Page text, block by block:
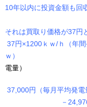
10年以内に投資金額も回
それは買取り価格が37円
37円×1200ｋｗ/ｈ（年
ｗ）
＝
電量）
37,000円（毎月平均発電
－24,976円（太